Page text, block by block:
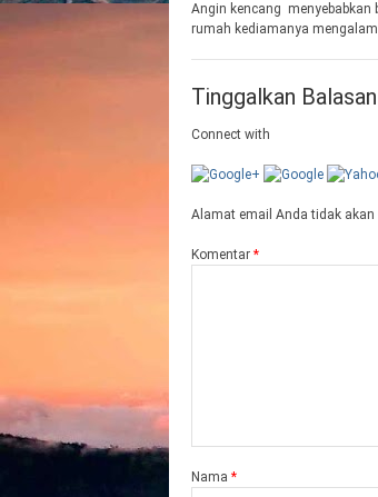
Angin kencang
rumah kediamanya
Tinggalkan Balasan
Connect with
Alamat email Anda tidak akan
Komentar *
Nama *